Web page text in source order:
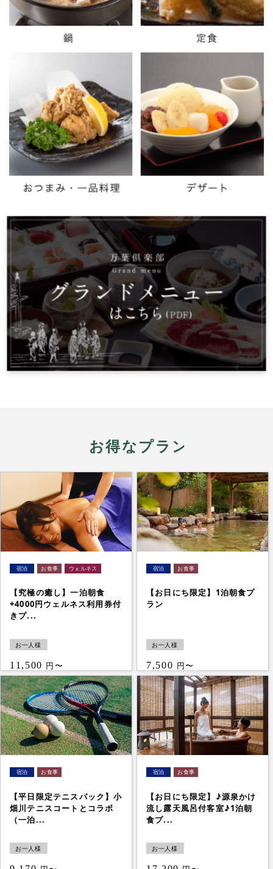
お得なプラン
【究極の癒し】一泊朝食
+4000円ウェルネス利用券付
きプ...
お一人様
11,500 円〜
【お日にち限定】1泊朝食プ
ラン
お一人様
7,500 円〜
【平日限定テニスパック】小
畑川テニスコートとコラボ
（一泊...
お一人様
【お日にち限定】♪源泉かけ
流し露天風呂付客室♪1泊朝
食プ...
お一人様